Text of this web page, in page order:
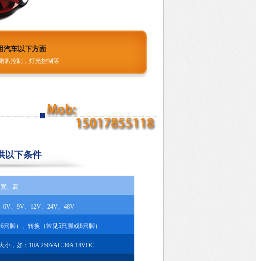
汽车以下方面
叭控制，灯光控制等
以下条件
、高
6V、9V、12V、24V、48V
脚）、转换（常见5只脚或8只脚）
，如：10A 250VAC 30A 14VDC